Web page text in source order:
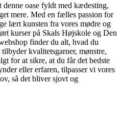
oase fyldt med kædesting,
mere. Med en fælles passion for
lært kunsten fra vores mødre og
kurser på Skals Højskole og Den
finder du alt, hvad du
kvalitetsgarner, mønstre,
for at sikre, at du får det bedste
eller erfaren, tilpasser vi vores
så det bliver sjovt og